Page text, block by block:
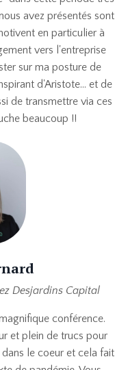
avez présentés sont
en particulier à
vers l'entreprise
sur ma posture de
d'Aristote... et de
de transmettre via ces
beaucoup !!
Desjardins Capital
conférence.
et plein de trucs pour
dans le coeur et cela fait